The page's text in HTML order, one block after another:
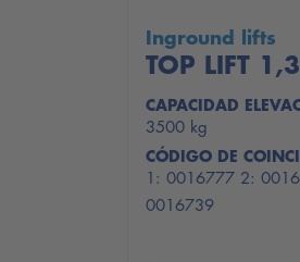
Inground lifts
TOP LIFT
CAPACIDAD
3500 kg
CÓDIGO DE
1: 0016777 2:
0016739